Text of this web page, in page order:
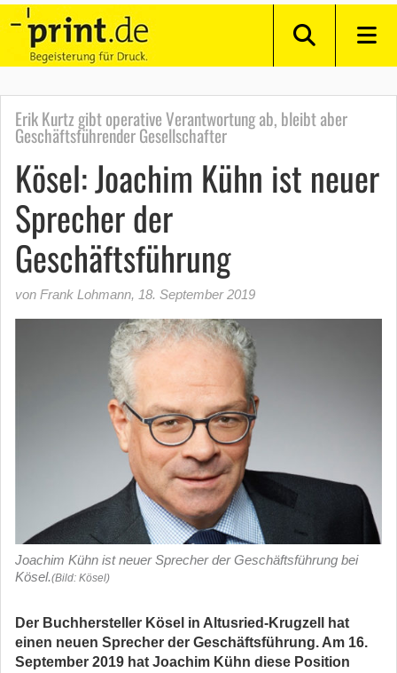
Erik Kurtz gibt operative Verantwortung ab, bleibt aber
Geschäftsführender Gesellschafter
Kösel: Joachim Kühn ist neuer
Sprecher der
Geschäftsführung
von Frank Lohmann, 18. September 2019
Joachim Kühn ist neuer Sprecher der Geschäftsführung bei
Kösel.(Bild: Kösel)
Der Buchhersteller Kösel in Altusried-Krugzell hat
einen neuen Sprecher der Geschäftsführung. Am 16.
September 2019 hat Joachim Kühn diese Position